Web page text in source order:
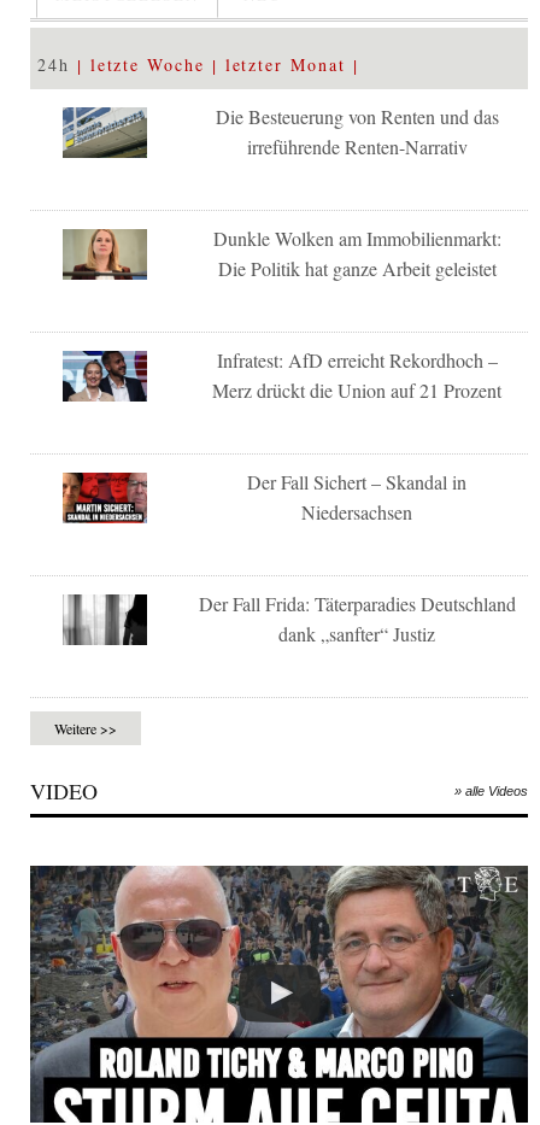
24h letzte Woche letzter Monat
Die Besteuerung von Renten und das
irreführende Renten-Narrativ
Dunkle Wolken am Immobilienmarkt:
Die Politik hat ganze Arbeit geleistet
Infratest: AfD erreicht Rekordhoch –
Merz drückt die Union auf 21 Prozent
Der Fall Sichert – Skandal in
Niedersachsen
Der Fall Frida: Täterparadies Deutschland
dank „sanfter“ Justiz
Weitere >>
VIDEO » alle Videos